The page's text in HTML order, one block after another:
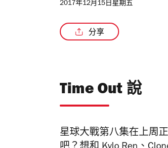
2017年12月15日星期五
分享
Time Out 說
星球大戰第八集在上周